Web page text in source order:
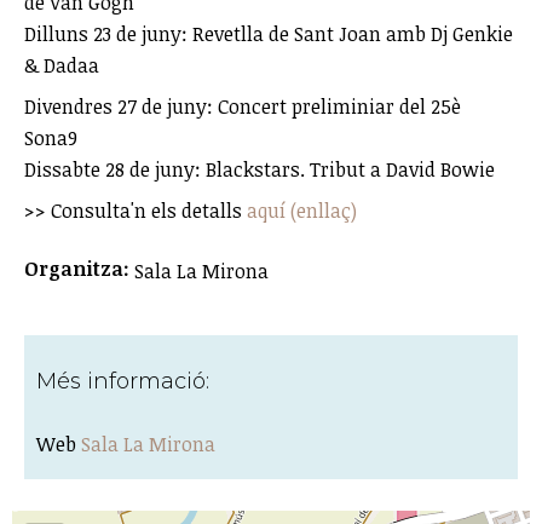
Dilluns 23 de juny: Revetlla de Sant Joan amb Dj Genkie
& Dadaa
Divendres 27 de juny: Concert preliminiar del 25è
Sona9
Dissabte 28 de juny: Blackstars. Tribut a David Bowie
>> Consulta'n els detalls aquí (enllaç)
Organitza: Sala La Mirona
Més informació:
Web Sala La Mirona